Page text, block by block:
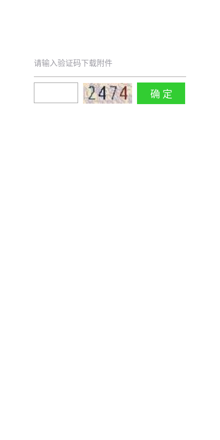
请输入验证码下载附件